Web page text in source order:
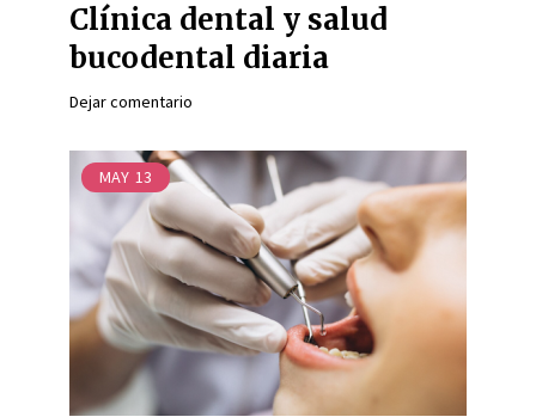
Clínica dental y salud
bucodental diaria
Dejar comentario
MAY 13